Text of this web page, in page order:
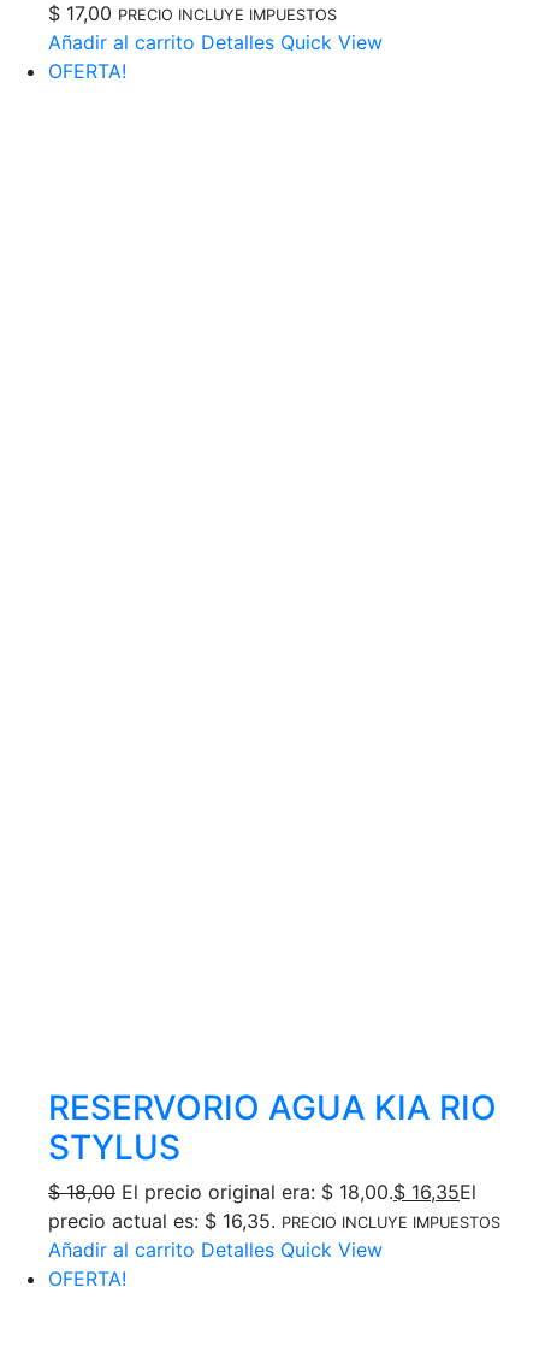
$ 17,00 PRECIO INCLUYE IMPUESTOS
Añadir al carrito Detalles Quick View
OFERTA!
RESERVORIO AGUA KIA RIO
STYLUS
$18,00 El precio original era: $ 18,00.$ 16,35El
precio actual es: $ 16,35. PRECIO INCLUYE IMPUESTOS
Añadir al carrito Detalles Quick View
OFERTA!